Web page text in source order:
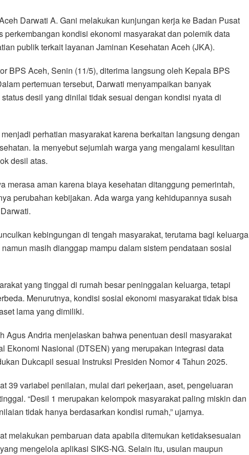
Darwati A. Gani melakukan kunjungan kerja ke Badan Pusat
perkembangan kondisi ekonomi masyarakat dan polemik data
publik terkait layanan Jaminan Kesehatan Aceh (JKA).
BPS Aceh, Senin (11/5), diterima langsung oleh Kepala BPS
pertemuan tersebut, Darwati menyampaikan banyak
desil yang dinilai tidak sesuai dengan kondisi nyata di
perhatian masyarakat karena berkaitan langsung dengan
Ia menyebut sejumlah warga yang mengalami kesulitan
desil atas.
merasa aman karena biaya kesehatan ditanggung pemerintah,
perubahan kebijakan. Ada warga yang kehidupannya susah
kebingungan di tengah masyarakat, terutama bagi keluarga
masih dianggap mampu dalam sistem pendataan sosial
yang tinggal di rumah besar peninggalan keluarga, tetapi
Menurutnya, kondisi sosial ekonomi masyarakat tidak bisa
lama yang dimiliki.
Agus Andria menjelaskan bahwa penentuan desil masyarakat
Ekonomi Nasional (DTSEN) yang merupakan integrasi data
Dukcapil sesuai Instruksi Presiden Nomor 4 Tahun 2025.
39 variabel penilaian, mulai dari pekerjaan, aset, pengeluaran
“Desil 1 merupakan kelompok masyarakat paling miskin dan
tidak hanya berdasarkan kondisi rumah,” ujarnya.
melakukan pembaruan data apabila ditemukan ketidaksesuaian
mengelola aplikasi SIKS-NG. Selain itu, usulan maupun